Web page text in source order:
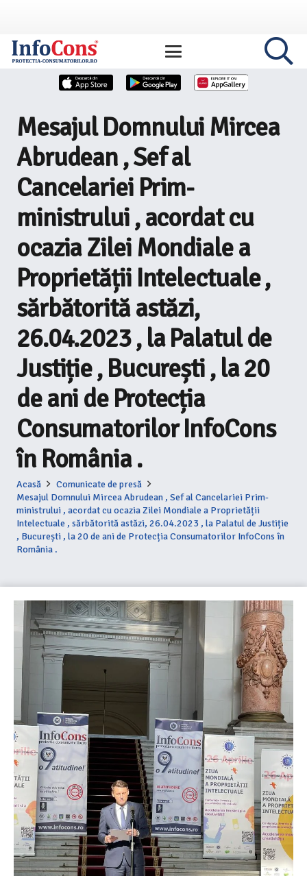
Mesajul Domnului Mircea
Abrudean , Sef al
Cancelariei Prim-
ministrului , acordat cu
ocazia Zilei Mondiale a
Proprietății Intelectuale ,
sărbătorită astăzi,
26.04.2023 , la Palatul de
Justiție , București , la 20
de ani de Protecția
Consumatorilor InfoCons
în România .
Acasă
Comunicate de presă
Mesajul Domnului Mircea Abrudean , Sef al Cancelariei Prim-
ministrului , acordat cu ocazia Zilei Mondiale a Proprietății
Intelectuale , sărbătorită astăzi, 26.04.2023 , la Palatul de Justiție
, București , la 20 de ani de Protecția Consumatorilor InfoCons în
România .